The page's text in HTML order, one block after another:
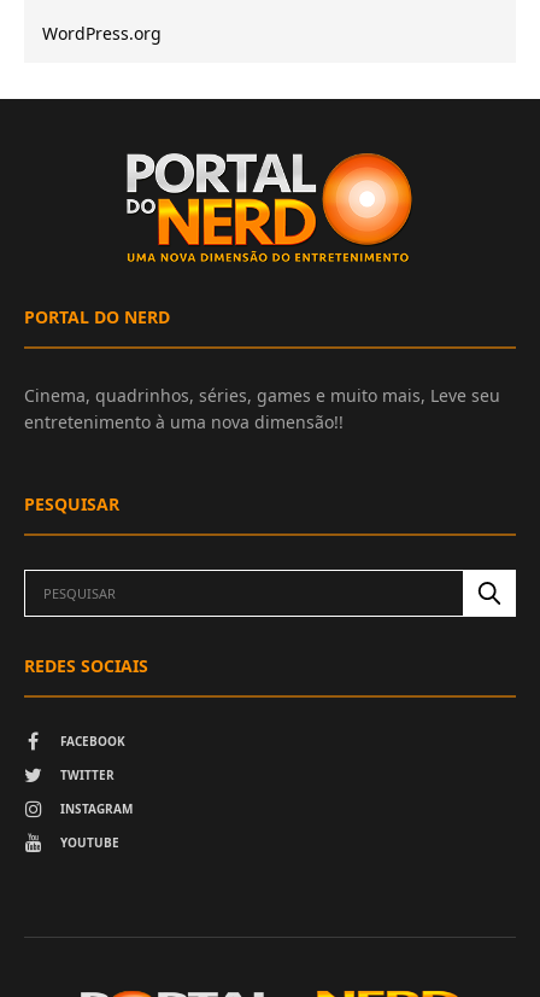
WordPress.org
PORTAL DO NERD
Cinema, quadrinhos, séries, games e muito mais, Leve seu
entretenimento à uma nova dimensão!!
PESQUISAR
REDES SOCIAIS
FACEBOOK
TWITTER
INSTAGRAM
YOUTUBE